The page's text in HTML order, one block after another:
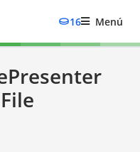
16 Menú